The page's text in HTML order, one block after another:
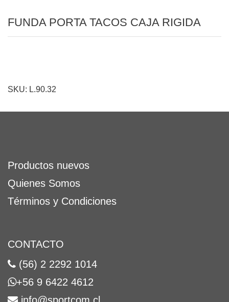
FUNDA PORTA TACOS CAJA RIGIDA
SKU: L.90.32
Productos nuevos
Quienes Somos
Términos y Condiciones
CONTACTO
(56) 2 2292 1014
+56 9 6422 4612